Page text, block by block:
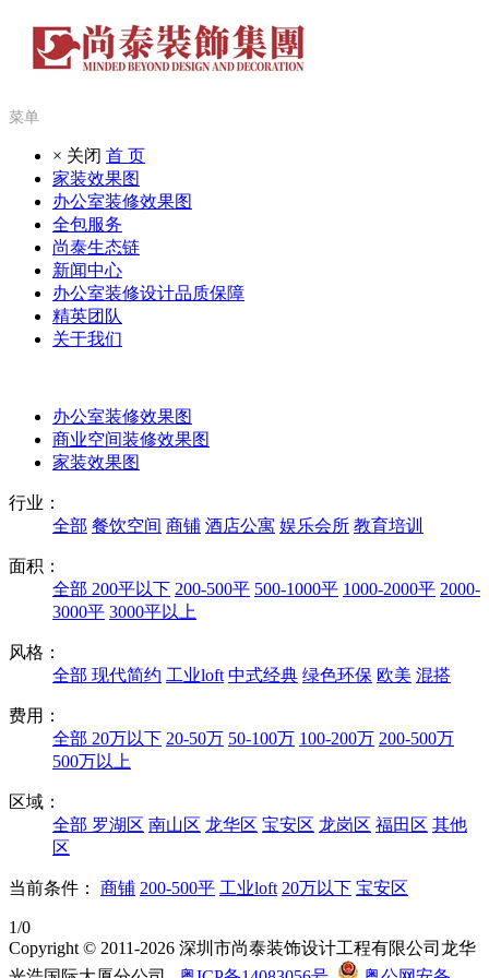
菜单
× 关闭 首 页
家装效果图
办公室装修效果图
全包服务
尚泰生态链
新闻中心
办公室装修设计品质保障
精英团队
关于我们
办公室装修效果图
商业空间装修效果图
家装效果图
行业：
全部 餐饮空间 商铺 酒店公寓 娱乐会所 教育培训
面积：
全部 200平以下 200-500平 500-1000平 1000-2000平 2000-
3000平 3000平以上
风格：
全部 现代简约 工业loft 中式经典 绿色环保 欧美 混搭
费用：
全部 20万以下 20-50万 50-100万 100-200万 200-500万
500万以上
区域：
全部 罗湖区 南山区 龙华区 宝安区 龙岗区 福田区 其他
区
当前条件： 商铺 200-500平 工业loft 20万以下 宝安区
1/0
Copyright © 2011-2026 深圳市尚泰装饰设计工程有限公司龙华